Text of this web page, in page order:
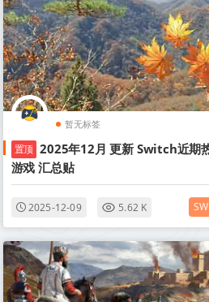
暂无标签
置顶 2025年12月 更新 Switch近期
游戏 汇总贴
2025-12-09 5.62 K